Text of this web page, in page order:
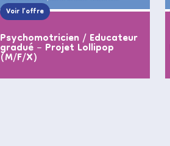
Voir l’offre
Psychomotricien / Educateur
gradué – Projet Lollipop
(M/F/X)